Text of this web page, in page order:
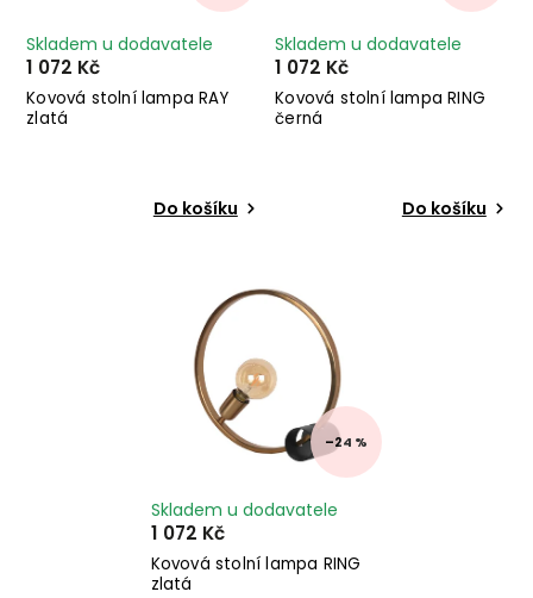
Kovová stolní lampa RAY
zlatá
Skladem u dodavatele
1 072 Kč
Do košíku
Kovová stolní lampa RING
černá
Skladem u dodavatele
1 072 Kč
Do košíku
–24 %
Kovová stolní lampa RING
zlatá
Skladem u dodavatele
1 072 Kč